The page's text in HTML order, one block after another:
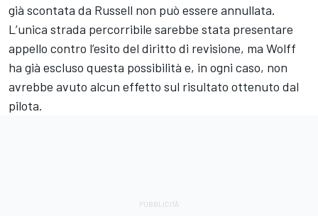
già scontata da Russell non può essere annullata.
L’unica strada percorribile sarebbe stata presentare
appello contro l’esito del diritto di revisione, ma Wolff
ha già escluso questa possibilità e, in ogni caso, non
avrebbe avuto alcun effetto sul risultato ottenuto dal
pilota.